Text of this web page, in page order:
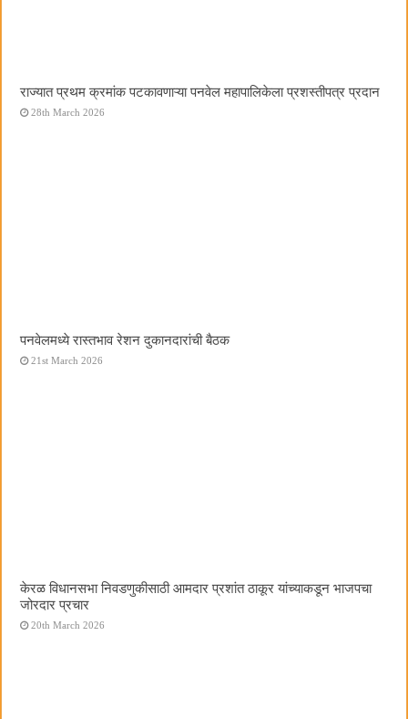
राज्यात प्रथम क्रमांक पटकावणाऱ्या पनवेल महापालिकेला प्रशस्तीपत्र प्रदान
28th March 2026
पनवेलमध्ये रास्तभाव रेशन दुकानदारांची बैठक
21st March 2026
केरळ विधानसभा निवडणुकीसाठी आमदार प्रशांत ठाकूर यांच्याकडून भाजपचा
जोरदार प्रचार
20th March 2026